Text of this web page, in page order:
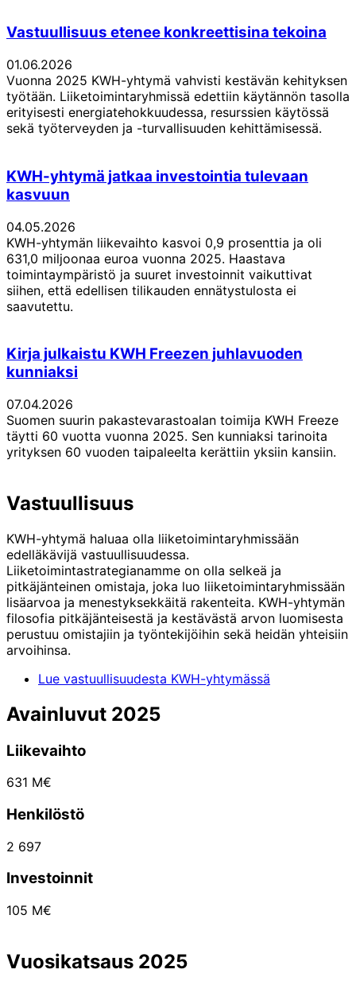
Vastuullisuus etenee konkreettisina tekoina
01.06.2026
Vuonna 2025 KWH-yhtymä vahvisti kestävän kehityksen
työtään. Liiketoimintaryhmissä edettiin käytännön tasolla
erityisesti energiatehokkuudessa, resurssien käytössä
sekä työterveyden ja -turvallisuuden kehittämisessä.
KWH-yhtymä jatkaa investointia tulevaan
kasvuun
04.05.2026
KWH-yhtymän liikevaihto kasvoi 0,9 prosenttia ja oli
631,0 miljoonaa euroa vuonna 2025. Haastava
toimintaympäristö ja suuret investoinnit vaikuttivat
siihen, että edellisen tilikauden ennätystulosta ei
saavutettu.
Kirja julkaistu KWH Freezen juhlavuoden
kunniaksi
07.04.2026
Suomen suurin pakastevarastoalan toimija KWH Freeze
täytti 60 vuotta vuonna 2025. Sen kunniaksi tarinoita
yrityksen 60 vuoden taipaleelta kerättiin yksiin kansiin.
Vastuullisuus
KWH-yhtymä haluaa olla liiketoimintaryhmissään
edelläkävijä vastuullisuudessa.
Liiketoimintastrategianamme on olla selkeä ja
pitkäjänteinen omistaja, joka luo liiketoimintaryhmissään
lisäarvoa ja menestyksekkäitä rakenteita. KWH-yhtymän
filosofia pitkäjänteisestä ja kestävästä arvon luomisesta
perustuu omistajiin ja työntekijöihin sekä heidän yhteisiin
arvoihinsa.
Lue vastuullisuudesta KWH-yhtymässä
Avainluvut 2025
Liikevaihto
631 M€
Henkilöstö
2 697
Investoinnit
105 M€
Vuosikatsaus 2025